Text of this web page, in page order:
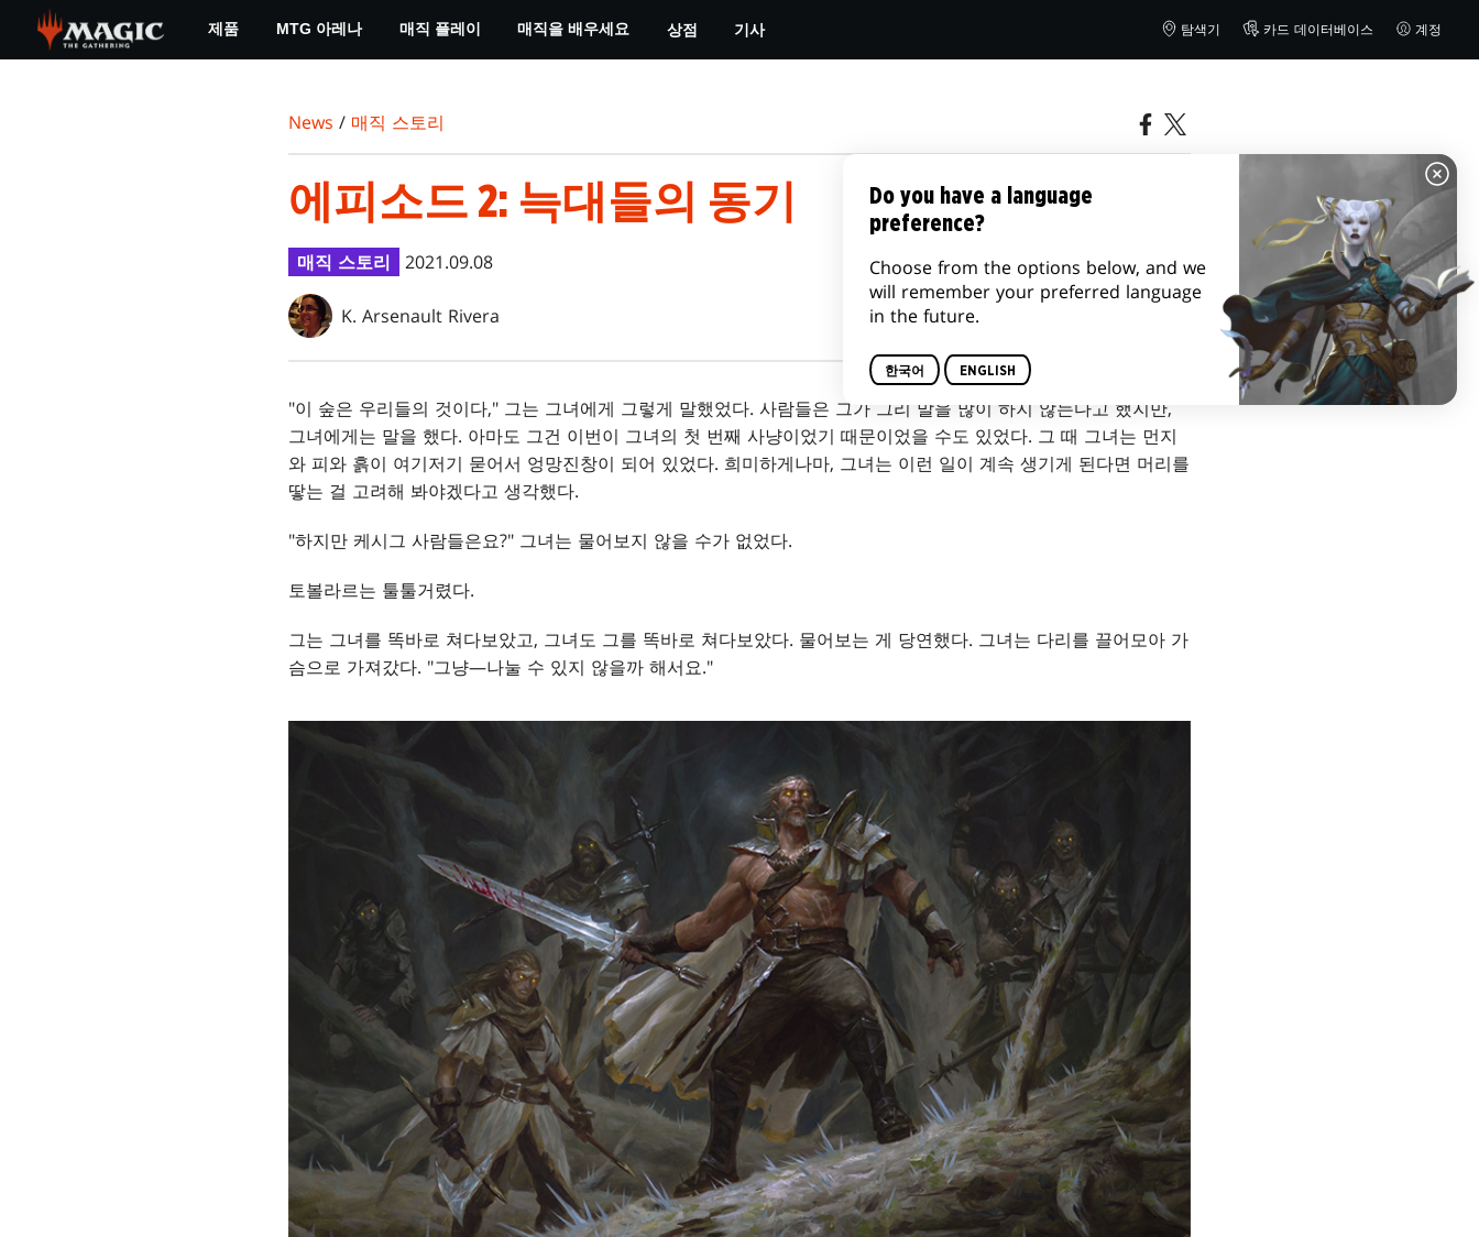
main
제품 MTG 아레나 매직 플레이 매직을 배우세요 상점 기사 탐색기 카드 데이터베이스 계정
News / 매직 스토리
에피소드 2: 늑대들의 동기
매직 스토리 2021.09.08
K. Arsenault Rivera
"이 숲은 우리들의 것이다," 그는 그녀에게 그렇게 말했었다. 사람들은 그가 그리 말을 많이 하지 않는다고 했지만,
그녀에게는 말을 했다. 아마도 그건 이번이 그녀의 첫 번째 사냥이었기 때문이었을 수도 있었다. 그 때 그녀는 먼지
와 피와 흙이 여기저기 묻어서 엉망진창이 되어 있었다. 희미하게나마, 그녀는 이런 일이 계속 생기게 된다면 머리를
땋는 걸 고려해 봐야겠다고 생각했다.
"하지만 케시그 사람들은요?" 그녀는 물어보지 않을 수가 없었다.
토볼라르는 툴툴거렸다.
그는 그녀를 똑바로 쳐다보았고, 그녀도 그를 똑바로 쳐다보았다. 물어보는 게 당연했다. 그녀는 다리를 끌어모아 가
슴으로 가져갔다. "그냥—나눌 수 있지 않을까 해서요."
Do you have a language
preference?
Choose from the options below, and we
will remember your preferred language
in the future.
한국어 ENGLISH